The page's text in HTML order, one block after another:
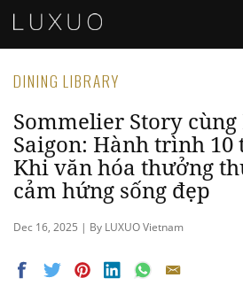
DINING LIBRARY
Sommelier Story
Saigon: Hành trình 10
Khi văn hóa thưởng
cảm hứng sống đẹp
Dec 16, 2025 | By LUXUO Vietnam